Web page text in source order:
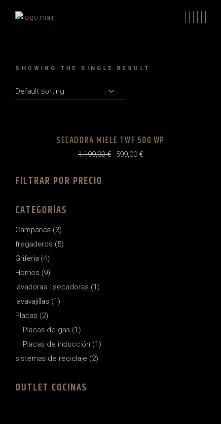
SHOWING THE SINGLE RESULT
SECADORA MIELE TWF 500 WP
1.199,00€Original
599,00 €
Current
FILTRAR POR PRECIO
CATEGORÍAS
Campanas 33
products
fregaderos
55
products
Grifería 44
products
Hornos
99
products
lavadoras | secadoras
11
product
lavavajillas
11
product
Placas
22
products
Placas de gas
11
product
Placas de inducción
11
product
sistemas de reciclaje
22
products
OUTLET COCINAS